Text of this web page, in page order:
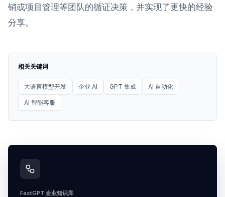
销或项目管理等团队的循证决策，并实现了更快的经验
分享。
相关关键词
大语言模型开发 企业 AI GPT 集成 AI 自动化
AI 智能客服
FastGPT 企业知识库